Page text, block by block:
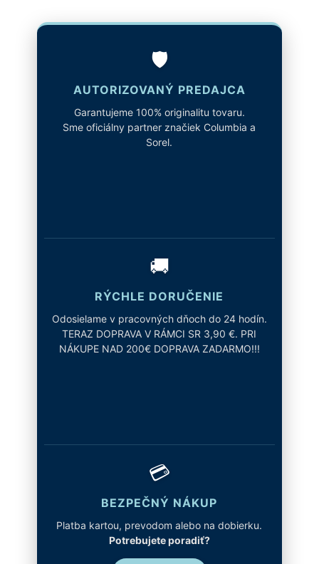
🛡️
AUTORIZOVANÝ PREDAJCA
Garantujeme 100% originalitu tovaru.
Sme oficiálny partner značiek Columbia a
Sorel.
🚚
RÝCHLE DORUČENIE
Odosielame v pracovných dňoch do 24 hodín.
TERAZ DOPRAVA V RÁMCI SR 3,90 €. PRI
NÁKUPE NAD 200€ DOPRAVA ZADARMO!!!
💳
BEZPEČNÝ NÁKUP
Platba kartou, prevodom alebo na dobierku.
Potrebujete poradiť?